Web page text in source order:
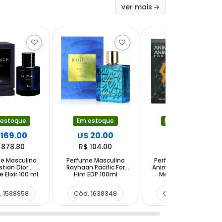
ver mais
878.80
Masculino
Dior
Elixir 100 ml
1588958
Em estoque
U$ 20.00
R$ 104.00
Perfume Masculino
Rayhaan Pacific For
Him EDP 100ml
Cód. 1638349
Em estoque
Perfume Masculino
Animale Animale For
Men EDT 200 ml
Cód. 1399165